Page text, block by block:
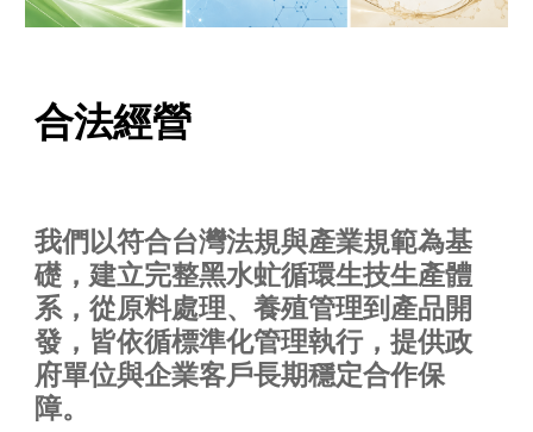
合法經營
我們以符合台灣法規與產業規範為基
礎，建立完整黑水虻循環生技生產體
系，從原料處理、養殖管理到產品開
發，皆依循標準化管理執行，提供政
府單位與企業客戶長期穩定合作保
障。